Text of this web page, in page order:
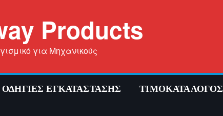
Products
για Μηχανικούς
ΟΔΗΓΙΕΣ ΕΓΚΑΤΑΣΤΑΣΗΣ ΤΙΜΟΚΑΤΑΛΟΓΟΣ